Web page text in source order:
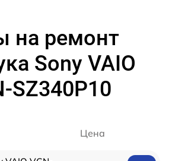
на ремонт
Sony VAIO
SZ340P10
Цена